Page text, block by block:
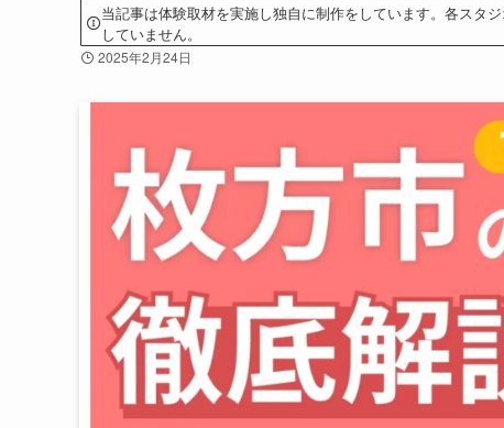
当記事は体験取材を実施し独自に制作をしています。各スタ
していません。
2025年2月24日